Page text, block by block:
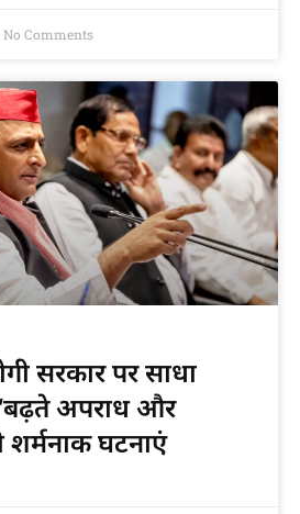
No Comments
सरकार पर साधा
अपराध और
शर्मनाक घटनाएं